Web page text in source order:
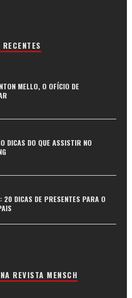
RECENTES
MELLO, O OFÍCIO DE
DICAS DO QUE ASSISTIR NO
20 DICAS DE PRESENTES PARA O
REVISTA MENSCH